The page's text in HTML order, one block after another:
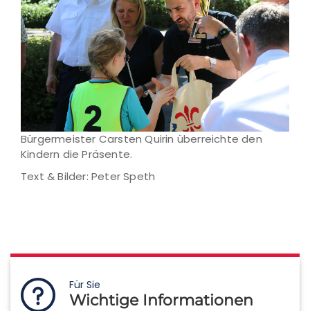
Bürgermeister Carsten Quirin überreichte den
Kindern die Präsente.
Text & Bilder: Peter Speth
Für Sie
Wichtige Informationen